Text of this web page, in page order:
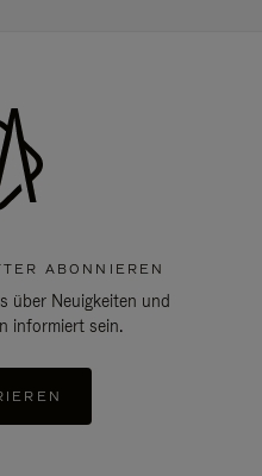
ABONNIEREN
über Neuigkeiten und
informiert sein.